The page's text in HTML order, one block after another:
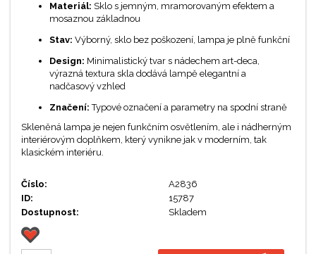
Materiál: Sklo s jemným, mramorovaným efektem a
mosaznou základnou
Stav: Výborný, sklo bez poškození, lampa je plně funkční
Design: Minimalistický tvar s nádechem art-deca,
výrazná textura skla dodává lampě elegantní a
nadčasový vzhled
Značení: Typové označení a parametry na spodní straně
Skleněná lampa je nejen funkčním osvětlením, ale i nádherným
interiérovým doplňkem, který vynikne jak v moderním, tak
klasickém interiéru.
Číslo:
A2836
ID:
15787
Dostupnost:
Skladem